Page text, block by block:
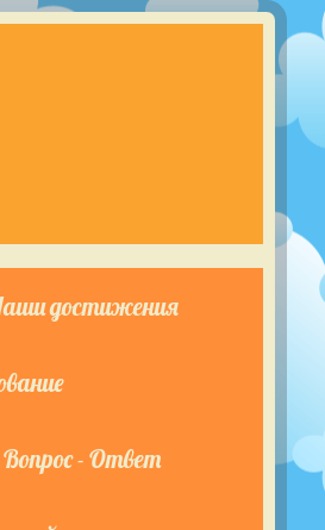
достижения
Вопрос - Ответ